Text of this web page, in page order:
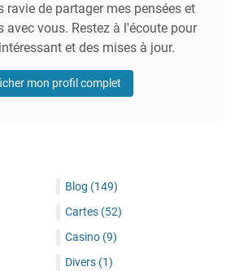
ravie de partager mes pensées et
avec vous. Restez à l'écoute pour
et des mises à jour.
mon profil complet
Blog (149)
Cartes (52)
Casino (9)
Divers (1)